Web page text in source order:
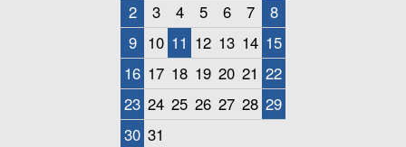
2
3 4 5 6 7
8
9 10 11 12 13 14 15
16 17 18 19 20 21 22
23 24 25 26 27 28 29
30 31